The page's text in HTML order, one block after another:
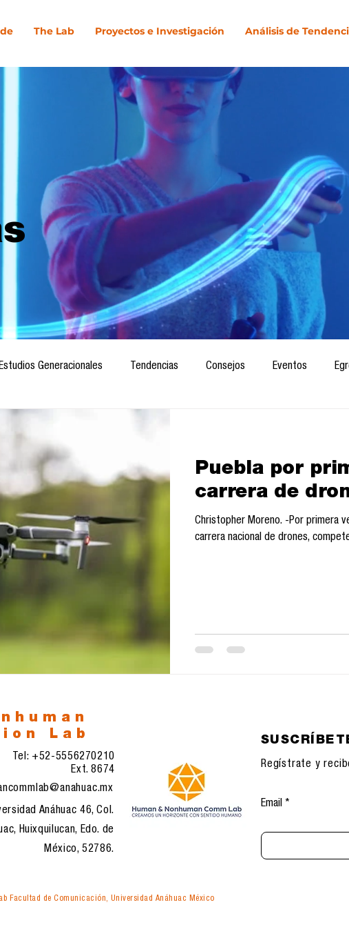
The Lab Proyectos e Investigación Análisis de
Generacionales Tendencias Consejos Eventos
y Sociedad
CICA/Sintaxis Revista ComA Observatorio Software del
Informes de investigación Think Tank Playground Tesis
Puebla por
carrera de
Christopher Moreno. -Por primera vez en Puebla se llevará a cabo una
carrera nacional de drones,
Lab
Tel: +52-5556270210
Ext. 8674
Anáhuac 46, Col.
Huixquilucan, Edo. de
México, 52786.
Regístrate y
Email
Facultad de Comunicación, Universidad Anáhuac México